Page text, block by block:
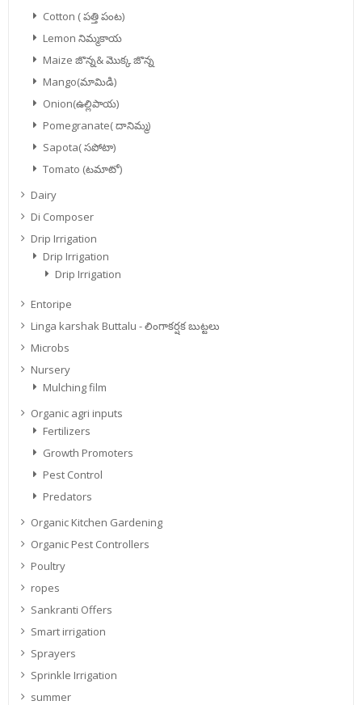
Cotton ( పత్తి పంట)
Lemon నిమ్మకాయ
Maize జొన్న& మొక్క జొన్న
Mango(మామిడి)
Onion(ఉల్లిపాయ)
Pomegranate( దానిమ్మ)
Sapota( సపోటా)
Tomato (టమాటో)
Dairy
Di Composer
Drip Irrigation
Drip Irrigation
Drip Irrigation
Entoripe
Linga karshak Buttalu - లింగాకర్షక బుట్టలు
Microbs
Nursery
Mulching film
Organic agri inputs
Fertilizers
Growth Promoters
Pest Control
Predators
Organic Kitchen Gardening
Organic Pest Controllers
Poultry
ropes
Sankranti Offers
Smart irrigation
Sprayers
Sprinkle Irrigation
summer